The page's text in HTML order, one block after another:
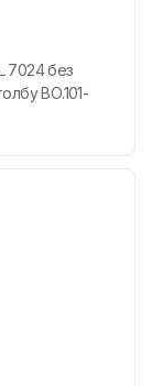
7024 без
ВО.101-